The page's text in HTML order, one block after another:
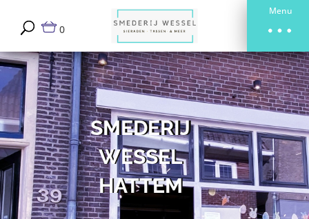
Menu
0
SMEDERIJ
WESSEL
HATTEM